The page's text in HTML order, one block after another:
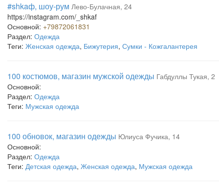
#shkaф, шоу-рум Лево-Булачная, 24
https://instagram.com/_shkaf
Основной: +79872061831
Раздел: Одежда
Теги: Женская одежда, Бижутерия, Сумки - Кожгалантерея
100 костюмов, магазин мужской одежды Габдуллы Тукая, 2
Основной:
Раздел: Одежда
Теги: Мужская одежда
100 обновок, магазин одежды Юлиуса Фучика, 14
Основной:
Раздел: Одежда
Теги: Детская одежда, Женская одежда, Мужская одежда